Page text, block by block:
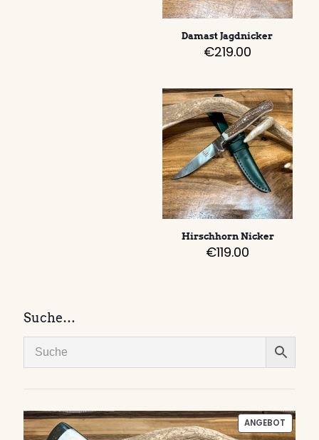
Damast Jagdnicker
€219.00
Hirschhorn Nicker
€119.00
Suche…
ANGEBOT
IM